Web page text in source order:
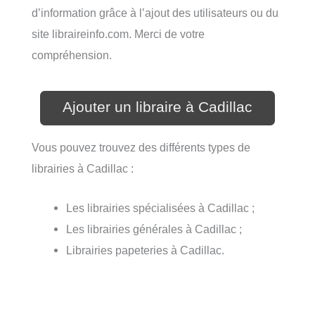
d’information grâce à l’ajout des utilisateurs ou du
site libraireinfo.com. Merci de votre
compréhension.
Ajouter un libraire à Cadillac
Vous pouvez trouvez des différents types de
librairies à Cadillac :
Les librairies spécialisées à Cadillac ;
Les librairies générales à Cadillac ;
Librairies papeteries à Cadillac.